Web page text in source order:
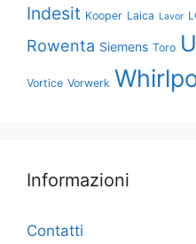
Indesit Kooper Laica Lavor
Rowenta Siemens Toro
Vortice Vorwerk
Informazioni
Contatti